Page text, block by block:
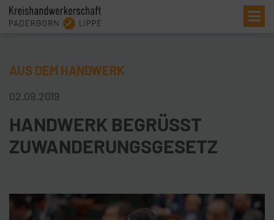
AUS DEM HANDWERK
02.09.2019
HANDWERK BEGRÜSST
ZUWANDERUNGSGESETZ